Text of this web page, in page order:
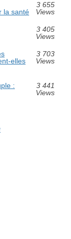
la santé
3 655
Views
3 405
Views
elles
3 703
Views
:
3 441
Views